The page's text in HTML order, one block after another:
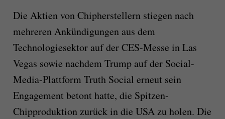
Die Aktien von Chipherstellern stiegen nach
mehreren Ankündigungen aus dem
Technologiesektor auf der CES-Messe in Las
Vegas sowie nachdem Trump auf der Social-
Media-Plattform Truth Social erneut sein
Engagement betont hatte, die Spitzen-
Chipproduktion zurück in die USA zu holen. Die